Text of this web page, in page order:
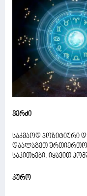
ვერძი
საკმაოდ პოზიტიური
დაალაგეთ
საკითხები. იყავით
კურო